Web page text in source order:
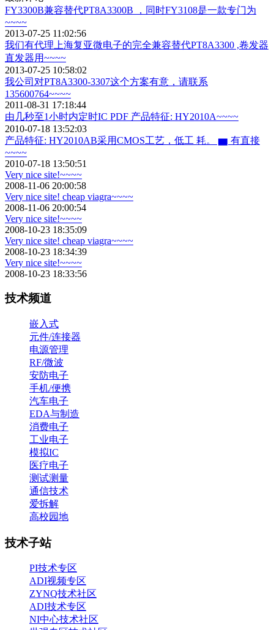
FY3300B兼容替代PT8A3300B ，同时FY3108是一款专门为
~~~~
2013-07-25 11:02:56
我们有代理上海复亚微电子的完全兼容替代PT8A3300 ,卷发器
直发器用~~~~
2013-07-25 10:58:02
我公司对PT8A3300-3307这个方案有意，请联系
135600764~~~~
2011-08-31 17:18:44
由几秒至1小时内定时IC PDF 产品特征: HY2010A~~~~
2010-07-18 13:52:03
产品特征: HY2010AB采用CMOS工艺，低工 耗。 ▆ 有直接
~~~~
2010-07-18 13:50:51
Very nice site!~~~~
2008-11-06 20:00:58
Very nice site! cheap viagra~~~~
2008-11-06 20:00:54
Very nice site!~~~~
2008-10-23 18:35:09
Very nice site! cheap viagra~~~~
2008-10-23 18:34:39
Very nice site!~~~~
2008-10-23 18:33:56
技术频道
嵌入式
元件/连接器
电源管理
RF/微波
安防电子
手机/便携
汽车电子
EDA与制造
消费电子
工业电子
模拟IC
医疗电子
测试测量
通信技术
爱拆解
高校园地
技术子站
PI技术专区
ADI视频专区
ZYNQ技术社区
ADI技术专区
NI中心技术社区